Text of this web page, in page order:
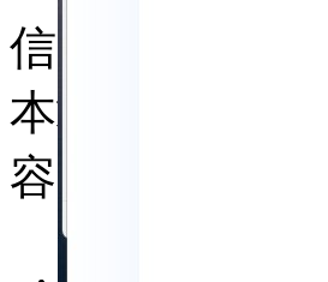
信：
本站为大家免
容收集于互联